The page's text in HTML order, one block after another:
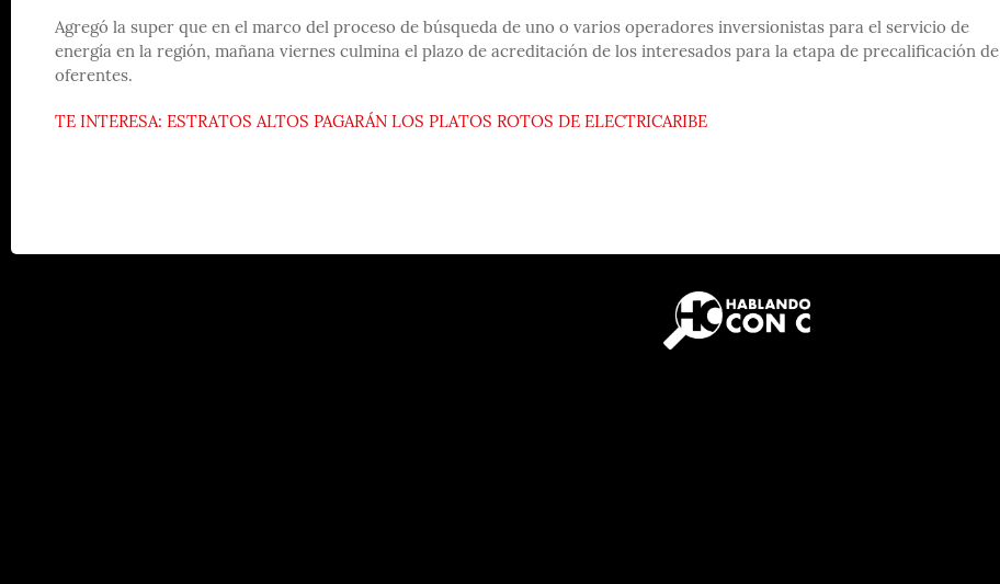
Agregó la super que en el marco del proceso de búsqueda de uno o varios operadores inversionistas para el servicio de
energía en la región, mañana viernes culmina el plazo de acreditación de los interesados para la etapa de precalificación de
oferentes.
TE INTERESA: ESTRATOS ALTOS PAGARÁN LOS PLATOS ROTOS DE ELECTRICARIBE